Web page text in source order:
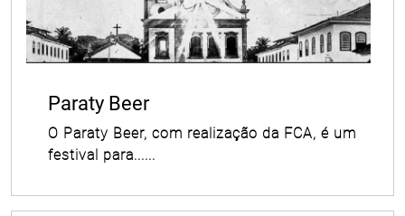
Paraty Beer
O Paraty Beer, com realização da FCA, é um
festival para......